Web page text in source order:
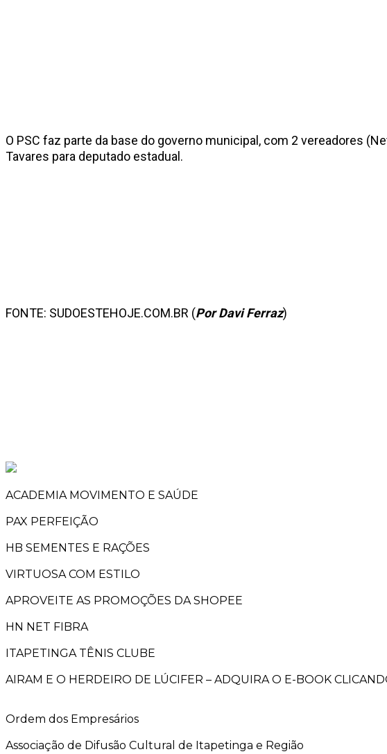
O PSC faz parte da base do governo municipal, com 2 vereadores
Tavares para deputado estadual.
FONTE: SUDOESTEHOJE.COM.BR (Por Davi Ferraz)
ACADEMIA MOVIMENTO E SAÚDE
PAX PERFEIÇÃO
HB SEMENTES E RAÇÕES
VIRTUOSA COM ESTILO
APROVEITE AS PROMOÇÕES DA SHOPEE
HN NET FIBRA
ITAPETINGA TÊNIS CLUBE
AIRAM E O HERDEIRO DE LÚCIFER – ADQUIRA O E-BOOK
Ordem dos Empresários
Associação de Difusão Cultural de Itapetinga e Região